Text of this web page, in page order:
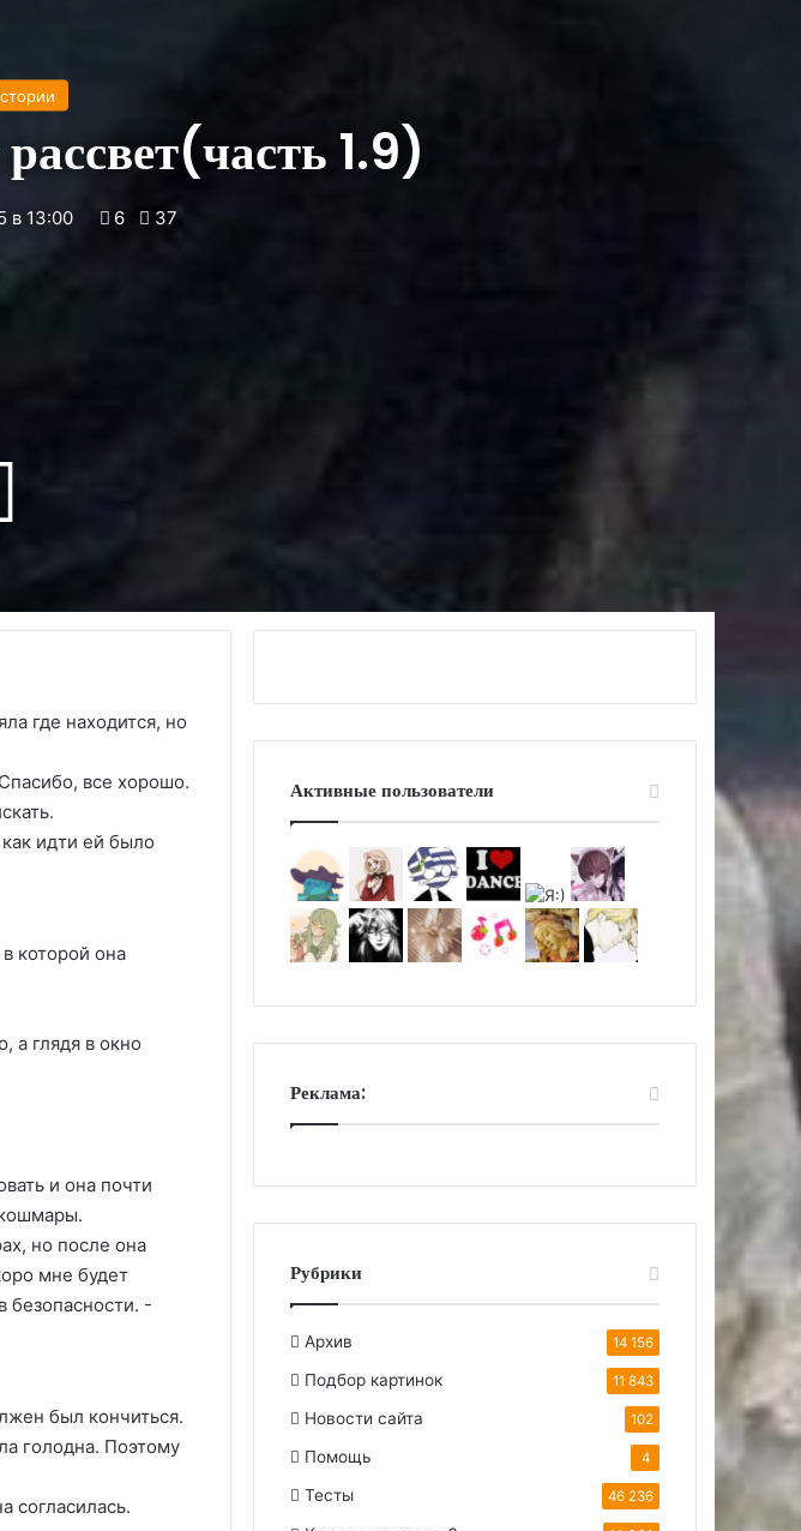
1.9)
в 13:00 6 37
где находится, но
все хорошо.
идти ей было
которой она
а глядя в окно
и она почти
но после она
мне будет
безопасности. -
был кончиться.
голодна. Поэтому
согласилась.
Активные пользователи
Реклама:
Рубрики
Архив 14 156
Подбор картинок 11 843
Новости сайта 102
Помощь 4
Тесты 46 236